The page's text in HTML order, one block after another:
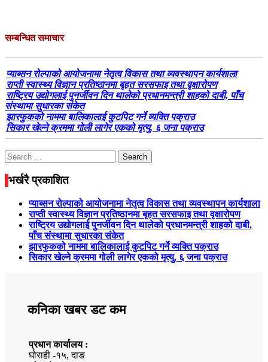
सम्बन्धित समाचार
प्याब्सन रोल्पाको आयोजनामा नेतृत्व विकास तथा व्यवस्थापन कार्यशाला
राप्ती स्वास्थ्य विज्ञान प्रतिष्ठानमा बृहत सरसफाइ तथा वृक्षारोपण
राष्ट्रिय उद्योगलाई पुनर्जीवन दिन थालेको प्रधानमन्त्री शाहको दाबी, पाँच
संस्थामा सुधारका संकेत
झारफुकको नाममा बालिकालाई कुटपिट गर्ने व्यक्ति पक्राउ
सिकार खेल्ने क्रममा गोली लागेर एकको मृत्यु, ६ जना पक्राउ
Search
for:
भर्खरै प्रकाशित
प्याब्सन रोल्पाको आयोजनामा नेतृत्व विकास तथा व्यवस्थापन कार्यशाला
राप्ती स्वास्थ्य विज्ञान प्रतिष्ठानमा बृहत सरसफाइ तथा वृक्षारोपण
राष्ट्रिय उद्योगलाई पुनर्जीवन दिन थालेको प्रधानमन्त्री शाहको दाबी,
पाँच संस्थामा सुधारका संकेत
झारफुकको नाममा बालिकालाई कुटपिट गर्ने व्यक्ति पक्राउ
सिकार खेल्ने क्रममा गोली लागेर एकको मृत्यु, ६ जना पक्राउ
कनिका खबर डट कम
प्रधान कार्यालय :
घोराही -१५, दाङ